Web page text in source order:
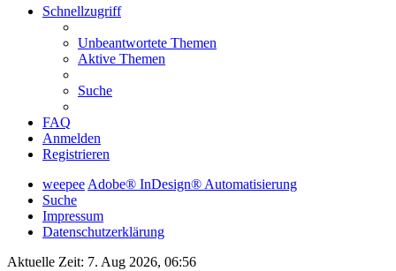
Schnellzugriff
Unbeantwortete Themen
Aktive Themen
Suche
FAQ
Anmelden
Registrieren
weepeeAdobe® InDesign® Automatisierung
Suche
Impressum
Datenschutzerklärung
Aktuelle Zeit: 7. Aug 2026, 06:56